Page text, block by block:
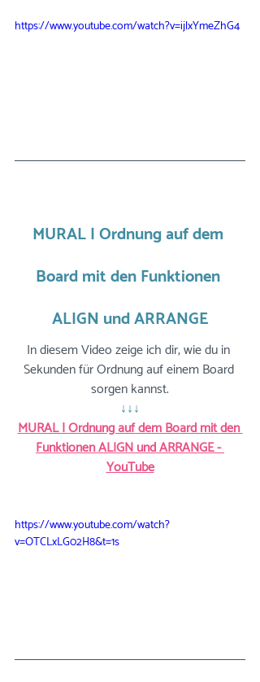
https://www.youtube.com/watch?v=ijlxYmeZhG4
MURAL | Ordnung auf dem
Board mit den Funktionen
ALIGN und ARRANGE
In diesem Video zeige ich dir, wie du in
Sekunden für Ordnung auf einem Board
sorgen kannst.
↓↓↓
MURAL | Ordnung auf dem Board mit den
Funktionen ALIGN und ARRANGE -
YouTube
https://www.youtube.com/watch?
v=OTCLxLG02H8&t=1s